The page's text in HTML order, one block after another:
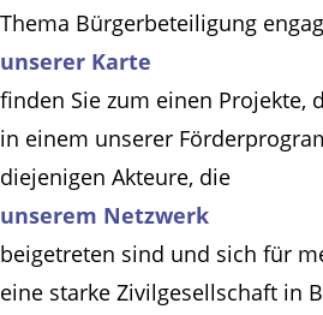
Thema Bürgerbeteiligung
unserer Karte
finden Sie zum einen Projekte,
in einem unserer
diejenigen Akteure, die
unserem Netzwerk
beigetreten sind und sich für
eine starke Zivilgesellschaft in